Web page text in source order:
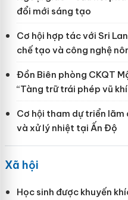
đổi mới sáng tạo
Cơ hội hợp tác với Sri
chế tạo và công nghệ
Đồn Biên phòng CKQT
“Tàng trữ trái phép vũ
Cơ hội tham dự triển
và xử lý nhiệt tại Ấn Độ
Xã hội
Học sinh được khuyến